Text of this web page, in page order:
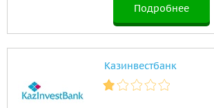
Подробнее
Казинвестбанк